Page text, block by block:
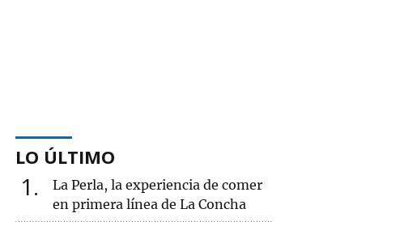
LO ÚLTIMO
1
La Perla, la experiencia de comer
en primera línea de La Concha